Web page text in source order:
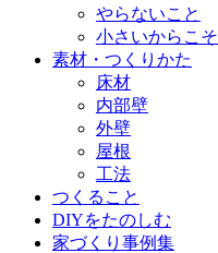
やらないこと
小さいからこそ
素材・つくりかた
床材
内部壁
外壁
屋根
工法
つくること
DIYをたのしむ
家づくり事例集